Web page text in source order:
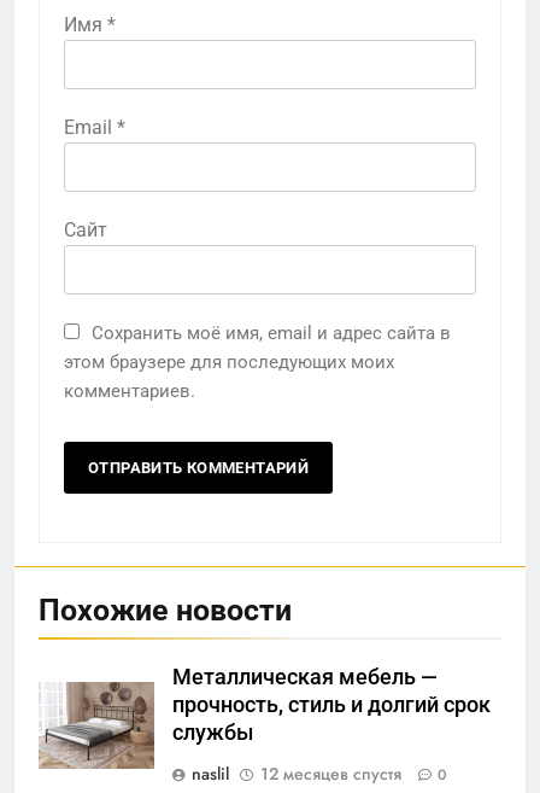
Имя *
Email *
Сайт
Сохранить моё имя, email и адрес сайта в
этом браузере для последующих моих
комментариев.
Похожие новости
Металлическая мебель —
прочность, стиль и долгий срок
службы
naslil
12 месяцев спустя 0